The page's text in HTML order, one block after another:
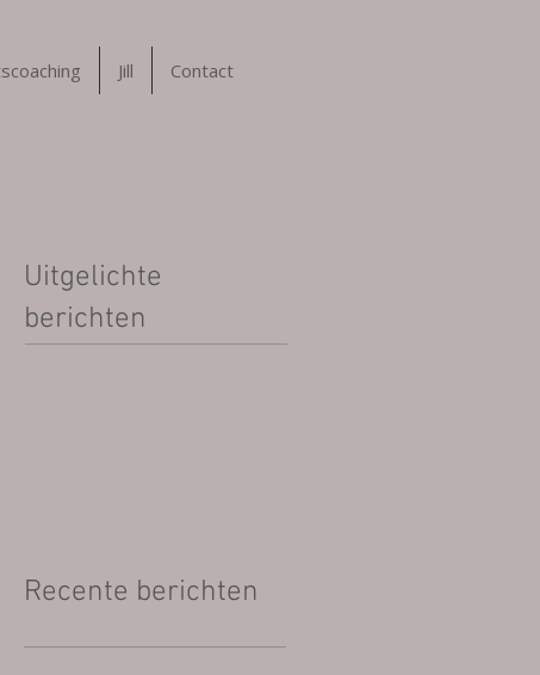
Jill Contact
Uitgelichte
berichten
Recente berichten